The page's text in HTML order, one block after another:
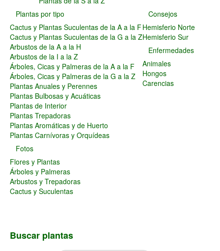
Consejos
Hemisferio Norte
Hemisferio Sur
Enfermedades
Animales
Hongos
Carencias
Fotos
Flores y Plantas
Árboles y Palmeras
Arbustos y Trepadoras
Plantas por tipo
Cactus y Plantas Suculentas de la A a la F
Cactus y Plantas Suculentas de la G a la Z
Arbustos de la A a la H
Arbustos de la I a la Z
Árboles, Cicas y Palmeras de la A a la F
Árboles, Cicas y Palmeras de la G a la Z
Plantas Anuales y Perennes
Plantas Bulbosas y Acuáticas
Plantas de Interior
Plantas Trepadoras
Plantas Aromáticas y de Huerto
Plantas Carnívoras y Orquídeas
Consejos
Hemisferio Norte
Hemisferio Sur
Enfermedades
Animales
Hongos
Carencias
Fotos
Flores y Plantas
Árboles y Palmeras
Arbustos y Trepadoras
Cactus y Suculentas
Buscar plantas